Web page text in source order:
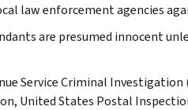
law enforcement agencies
are presumed innocent
Service Criminal Investigation
United States Postal